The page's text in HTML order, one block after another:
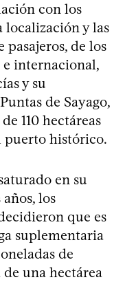
con los
localización y las
de los
e internacional,
y su
de Sayago,
110 hectáreas
puerto histórico.
en su
los
que es
suplementaria
de
una hectárea